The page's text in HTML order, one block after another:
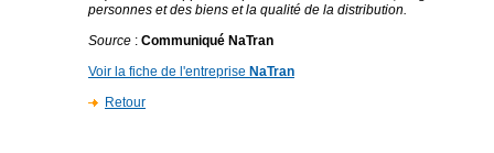
personnes et des biens et la qualité de la distribution.
Source : Communiqué NaTran
Voir la fiche de l'entreprise NaTran
Retour